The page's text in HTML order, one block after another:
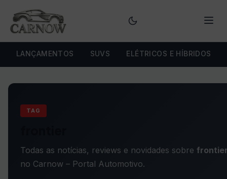
LANÇAMENTOS SUVS ELÉTRICOS E HÍBRIDOS
TAG
Todas as notícias, reviews e novidades sobre
no Carnow – Portal Automotivo.